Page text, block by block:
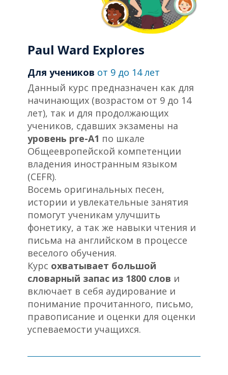
Paul Ward Explores​
Для учеников от 9 до 14 лет
Данный курс предназначен как для
начинающих (возрастом от 9 до 14
лет), так и для продолжающих
учеников, сдавших экзамены на
уровень pre-A1 по шкале
Общеевропейской компетенции
владения иностранным языком
(CEFR).
Восемь оригинальных песен,
истории и увлекательные занятия
помогут ученикам улучшить
фонетику, а так же навыки чтения и
письма на английском в процессе
веселого обучения.
Курс охватывает большой
словарный запас из 1800 слов и
включает в себя аудирование и
понимание прочитанного, письмо,
правописание и оценки для оценки
успеваемости учащихся.